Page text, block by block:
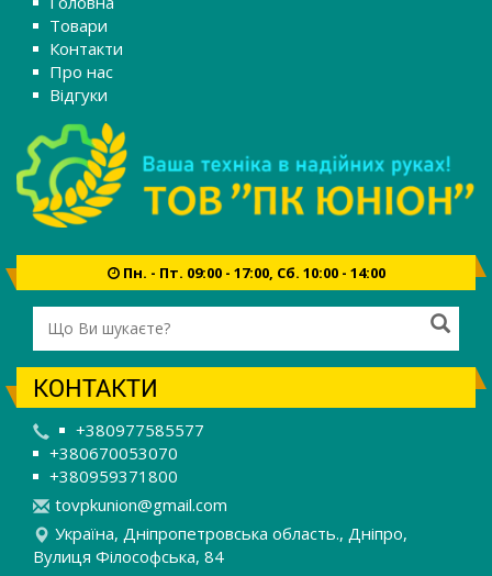
Товари
Контакти
Про нас
Відгуки
Пн. - Пт. 09:00 - 17:00, Сб. 10:00 - 14:00
КОНТАКТИ
+380977585577
+380670053070
+380959371800
tovpkunion@gmail.com
Україна, Дніпропетровська область., Дніпро,
Вулиця Філософська, 84